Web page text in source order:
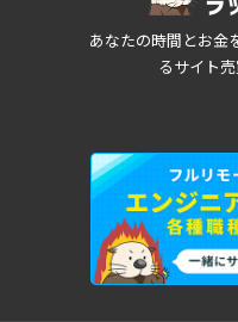
あなたの時間とお金
るサイト